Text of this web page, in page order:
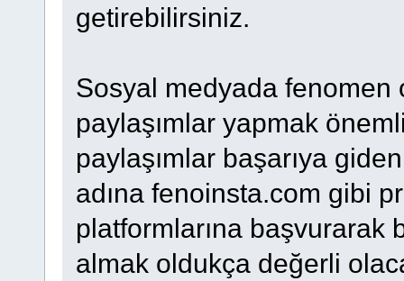
getirebilirsiniz.
Sosyal medyada fenomen
paylaşımlar yapmak
paylaşımlar başarıya
adına fenoinsta.com gibi
platformlarına başvurarak
almak oldukça değerli